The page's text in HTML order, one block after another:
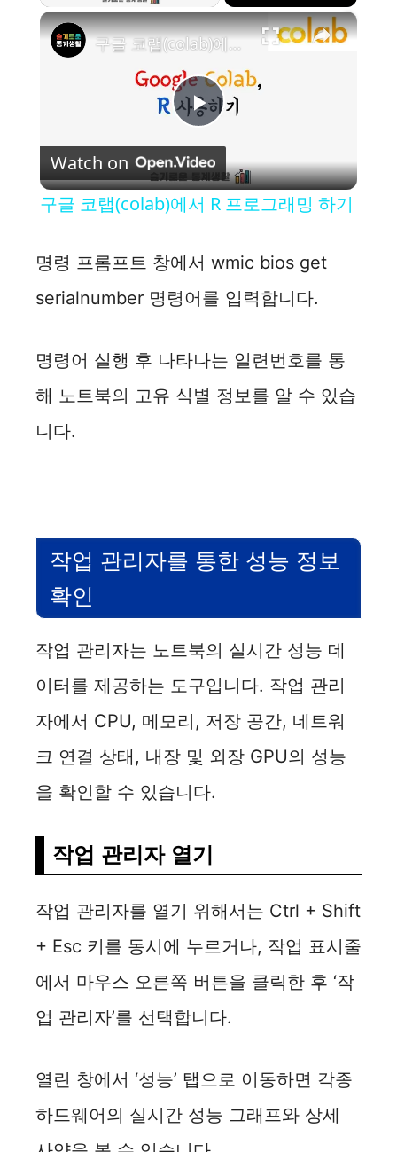
×
P
l
y
i
o
구글 코랩(colab)에서 R 프로그래밍 하기
Watch on
구글 코랩(colab)에서 R 프로그래밍 하기
명령 프롬프트 창에서 wmic bios get
serialnumber 명령어를 입력합니다.
명령어 실행 후 나타나는 일련번호를 통
해 노트북의 고유 식별 정보를 알 수 있습
니다.
작업 관리자를 통한 성능 정보
확인
작업 관리자는 노트북의 실시간 성능 데
이터를 제공하는 도구입니다. 작업 관리
자에서 CPU, 메모리, 저장 공간, 네트워
크 연결 상태, 내장 및 외장 GPU의 성능
을 확인할 수 있습니다.
작업 관리자 열기
작업 관리자를 열기 위해서는 Ctrl + Shift
+ Esc 키를 동시에 누르거나, 작업 표시줄
에서 마우스 오른쪽 버튼을 클릭한 후 ‘작
업 관리자’를 선택합니다.
열린 창에서 ‘성능’ 탭으로 이동하면 각종
하드웨어의 실시간 성능 그래프와 상세